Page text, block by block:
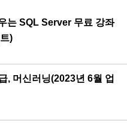
는 SQL Server 무료 강좌
)
, 머신러닝(2023년 6월 업